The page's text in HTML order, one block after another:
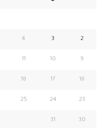
2
3
4
9
10
11
16
17
18
23
24
25
30
31